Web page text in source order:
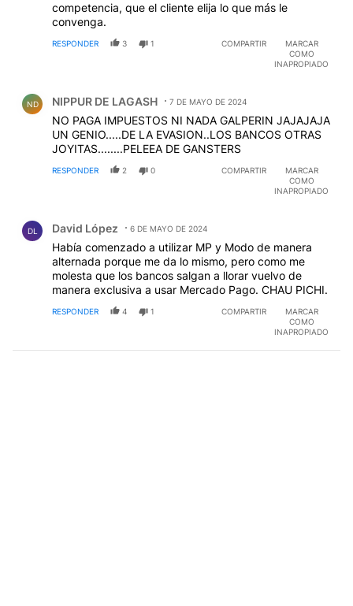
competencia, que el cliente elija lo que más le
convenga.
RESPONDER 3 1 COMPARTIR
MARCAR
COMO
INAPROPIADO
ND NIPPUR DE LAGASH 7 DE MAYO DE 2024
NO PAGA IMPUESTOS NI NADA GALPERIN JAJAJAJA
UN GENIO.....DE LA EVASION..LOS BANCOS OTRAS
JOYITAS........PELEEA DE GANSTERS
RESPONDER 2 0 COMPARTIR
MARCAR
COMO
INAPROPIADO
DL David López 6 DE MAYO DE 2024
Había comenzado a utilizar MP y Modo de manera
alternada porque me da lo mismo, pero como me
molesta que los bancos salgan a llorar vuelvo de
manera exclusiva a usar Mercado Pago. CHAU PICHI.
RESPONDER 4 1 COMPARTIR
MARCAR
COMO
INAPROPIADO